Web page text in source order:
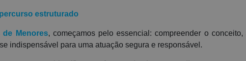
estruturado
de Menores, começamos pelo essencial: compreender o
indispensável para uma atuação segura e responsável.